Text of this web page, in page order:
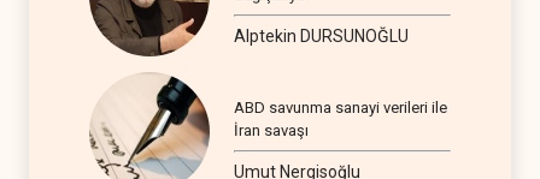
Alptekin DURSUNOĞLU
ABD savunma sanayi verileri ile
İran savaşı
Umut Nergisoğlu